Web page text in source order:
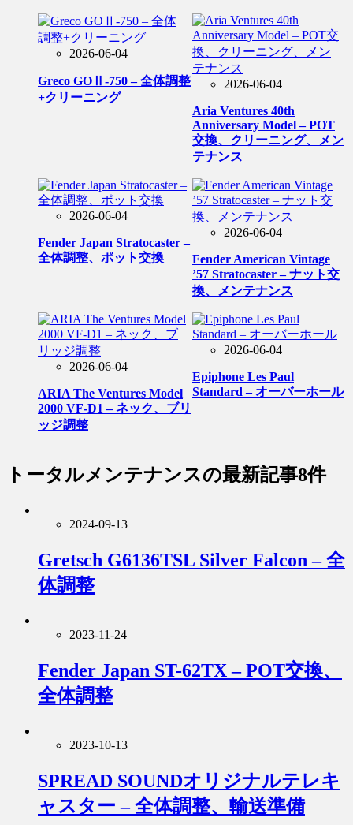
2026-06-04
Greco GOⅡ-750 – 全体調整
+クリーニング
2026-06-04
Aria Ventures 40th
Anniversary Model – POT
交換、クリーニング、メン
テナンス
2026-06-04
Fender Japan Stratocaster –
全体調整、ポット交換
2026-06-04
Fender American Vintage
’57 Stratocaster – ナット交
換、メンテナンス
2026-06-04
ARIA The Ventures Model
2000 VF-D1 – ネック、ブリ
ッジ調整
2026-06-04
Epiphone Les Paul
Standard – オーバーホール
トータルメンテナンスの最新記事8件
2024-09-13
Gretsch G6136TSL Silver Falcon – 全
体調整
2023-11-24
Fender Japan ST-62TX – POT交換、
全体調整
2023-10-13
SPREAD SOUNDオリジナルテレキ
ャスター – 全体調整、輸送準備